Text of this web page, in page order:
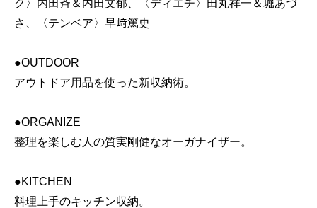
ク〉内田斉＆内田文郁、〈ディエチ〉田丸祥一＆堀あづ
さ、〈テンベア〉早﨑篤史
●OUTDOOR
アウトドア用品を使った新収納術。
●ORGANIZE
整理を楽しむ人の質実剛健なオーガナイザー。
●KITCHEN
料理上手のキッチン収納。